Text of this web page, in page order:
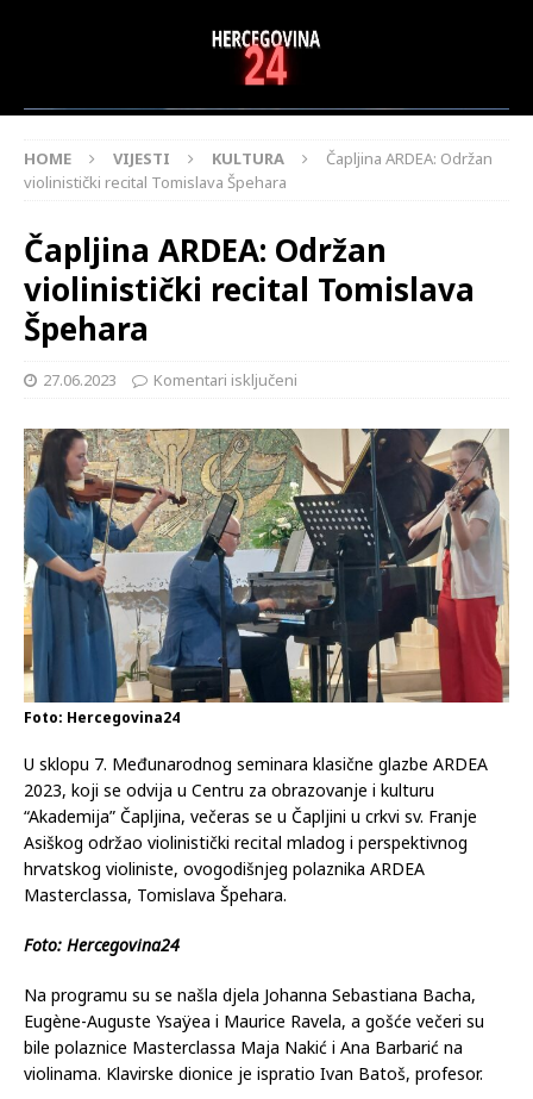
HOME VIJESTI KULTURA
Čapljina ARDEA: Održan
violinistički recital Tomislava Špehara
Čapljina ARDEA: Održan
violinistički recital Tomislava
27.06.2023 Komentari isključeni
Foto: Hercegovina24
U sklopu 7. Međunarodnog seminara klasične glazbe ARDEA
2023, koji se odvija u Centru za obrazovanje i kulturu
“Akademija” Čapljina, večeras se u Čapljini u crkvi sv. Franje
hrvatskog violiniste, ovogodišnjeg polaznika ARDEA
Foto: Hercegovina24
Na programu su se našla djela Johanna Sebastiana Bacha,